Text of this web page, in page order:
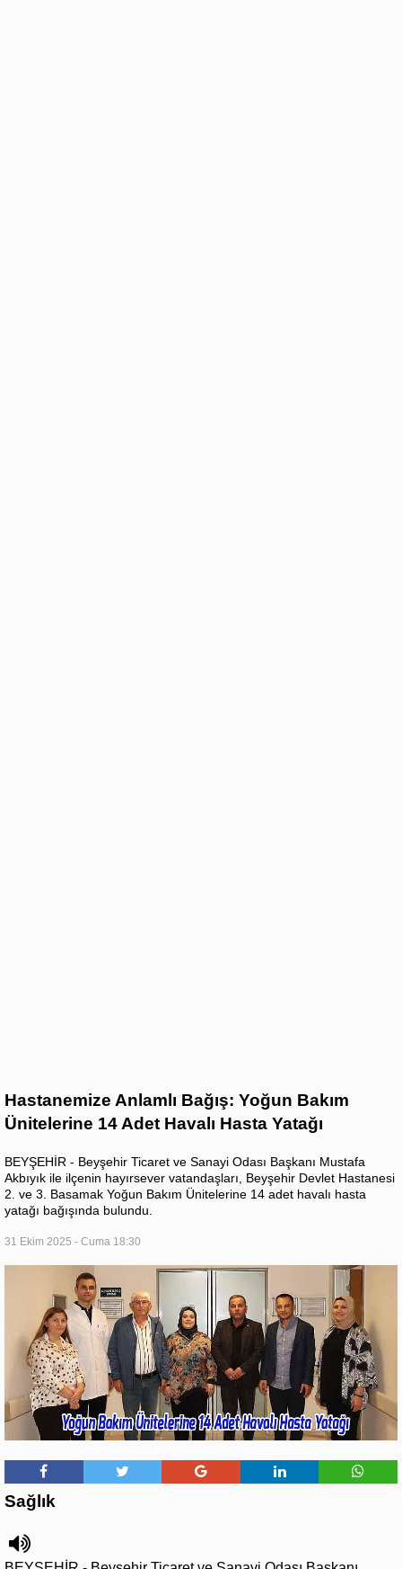
Hastanemize Anlamlı Bağış: Yoğun Bakım
Ünitelerine 14 Adet Havalı Hasta Yatağı
BEYŞEHİR - Beyşehir Ticaret ve Sanayi Odası Başkanı Mustafa
Akbıyık ile ilçenin hayırsever vatandaşları, Beyşehir Devlet Hastanesi
2. ve 3. Basamak Yoğun Bakım Ünitelerine 14 adet havalı hasta
yatağı bağışında bulundu.
31 Ekim 2025 - Cuma 18:30
Sağlık